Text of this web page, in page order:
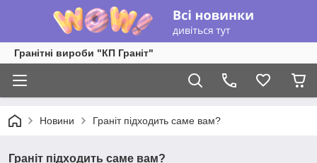
Гранітні вироби "КП Граніт"
Новини Граніт підходить саме вам?
Граніт підходить саме вам?